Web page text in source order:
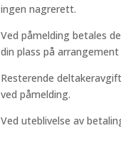
ingen nagrerett.
Ved påmelding betales
din plass på
Resterende
ved påmelding.
Ved uteblivelse av